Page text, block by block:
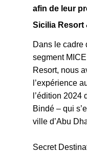
afin de leur
Sicilia Resort
Dans le cadre
segment
Resort, nous
l’expérience
l’édition
Bindé – qui
ville d’Abu
Secret